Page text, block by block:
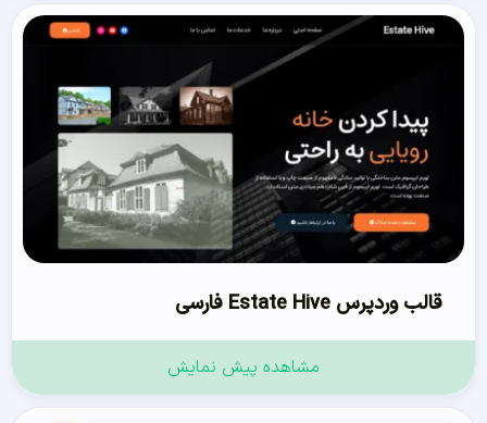
قالب وردپرس Estate Hive فارسی
مشاهده پیش نمایش